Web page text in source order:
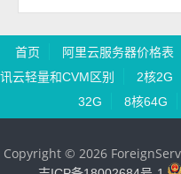
首页 阿里云服务器价格表
讯云轻量和CVM区别
2核2G
32G
8核64G
Copyright © 2026